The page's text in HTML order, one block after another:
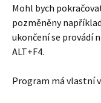
Mohl bych
pozměněny například
ukončení se provádí
ALT+F4.
Program má vlastní